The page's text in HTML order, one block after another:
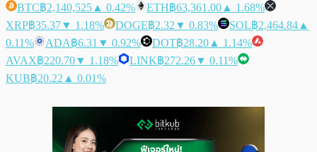
BTC฿2,140,525 ▲ 0.42% ETH฿63,361.00 ▲ 1.68%
XRP฿35.37▼ 1.18% DOGE฿2.32 ▼ 0.83% SOL฿2,464.84 ▲
0.11%
ADA฿6.31 ▼ 0.92% DOT฿28.20 ▲ 1.14%
AVAX฿220.70▼ 1.18% LINK฿272.26▼ 0.11%
KUB฿20.22 ▲ 0.01%